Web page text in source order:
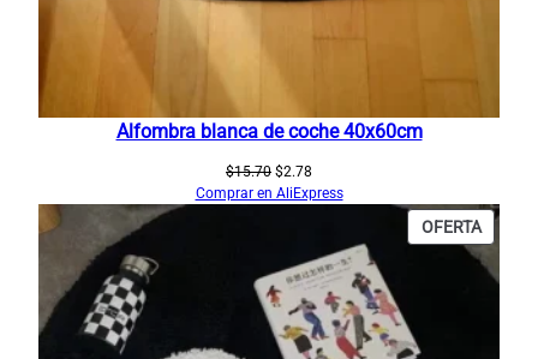
Alfombra blanca de coche 40x60cm
$15.70 El
precio
$15.70.
$2.78
precio
$2.78.
Comprar en AliExpress
OFERTA
EN